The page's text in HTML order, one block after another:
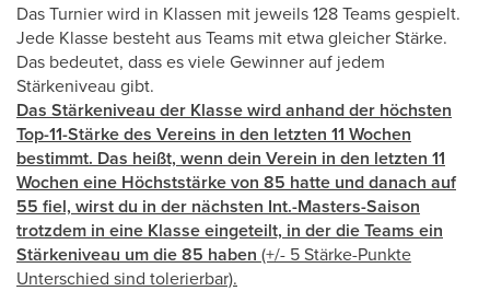
Das Turnier wird in Klassen mit jeweils 128 Teams gespielt.
Jede Klasse besteht aus Teams mit etwa gleicher Stärke.
Das bedeutet, dass es viele Gewinner auf jedem
Stärkeniveau gibt.
Das Stärkeniveau der Klasse wird anhand der höchsten
Top-11-Stärke des Vereins in den letzten 11 Wochen
bestimmt. Das heißt, wenn dein Verein in den letzten 11
Wochen eine Höchststärke von 85 hatte und danach auf
55 fiel, wirst du in der nächsten Int.-Masters-Saison
trotzdem in eine Klasse eingeteilt, in der die Teams ein
Stärkeniveau um die 85 haben (+/- 5 Stärke-Punkte
Unterschied sind tolerierbar).